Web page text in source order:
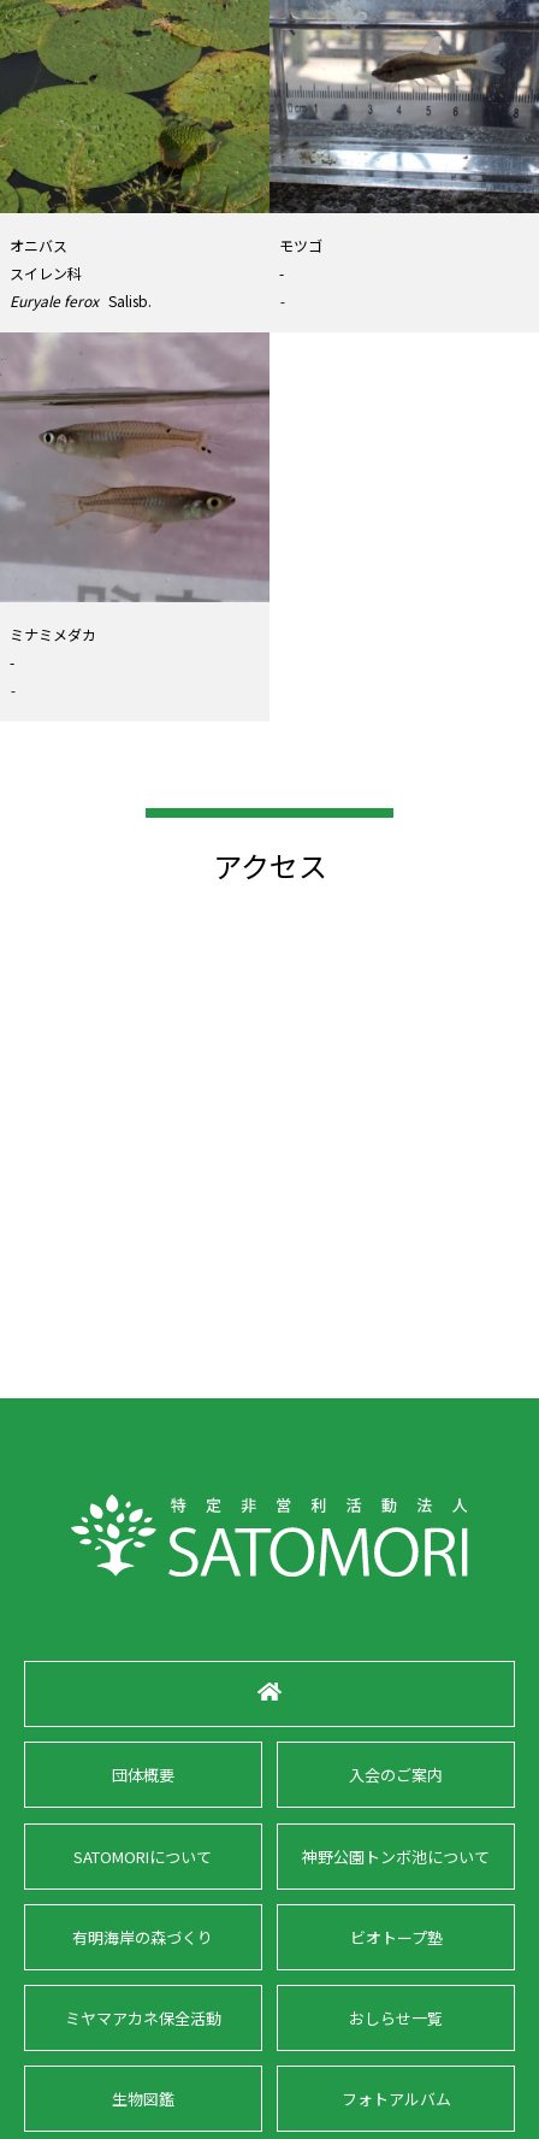
オニバス
スイレン科
Euryale ferox Salisb.
モツゴ
-
-
ミナミメダカ
-
-
アクセス
団体概要 入会のご案内
SATOMORIについて 神野公園トンボ池について
有明海岸の森づくり ビオトープ塾
ミヤマアカネ保全活動 おしらせ一覧
生物図鑑 フォトアルバム